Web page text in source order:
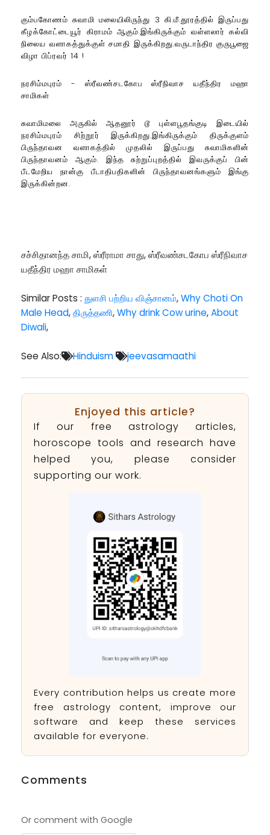
கும்பகோணம் சுவாமி மலையிலிருந்து 3 கி.மீ.தூரத்தில் இருப்பது
கீழக்கோட்டையூர் கிராமம் ஆகும்.இங்கிருக்கும் வள்ளலார் கல்வி
நிலைய வளாகத்துக்குள் சமாதி இருக்கிறது.வருடாந்திர குருபூஜை
விழா பிப்ரவர் 14 !
நரசிம்மபுரம் - ஸ்ரீவண்சடகோப ஸ்ரீநிவாச யதீந்திர மஹா
சாமிகள்
சுவாமிமலை அருகில் ஆதனூர் டூ புள்ளபூதங்குடி இடையில்
நரசிம்மபுரம் சிற்றூர் இருக்கிறது.இங்கிருக்கும் திருக்குளம்
பிருந்தாவன வளாகத்தில் முதலில் இருப்பது சுவாமிகளின்
பிருந்தாவனம் ஆகும். இந்த சுற்றுப்புறத்தில் இவருக்குப் பின்
பீடமேறிய நான்கு பீடாதிபதிகளின் பிருந்தாவனங்களும் இங்கு
இருக்கின்றன.
சச்சிதானந்த சாமி, ஸ்ரீராமா சாது, ஸ்ரீவண்சடகோப ஸ்ரீநிவாச
யதீந்திர மஹா சாமிகள்
Similar Posts : துளசி பற்றிய விஞ்சானம்,Why Choti On
Male Head,திருத்தணி,Why drink Cow urine,About
Diwali,
See Also: Hinduism jeevasamaathi
Enjoyed this article?
If our free astrology articles,
horoscope tools and research have
helped you, please consider
supporting our work.
Every contribution helps us create more
free astrology content, improve our
software and keep these services
available for everyone.
Comments
Or comment with Google